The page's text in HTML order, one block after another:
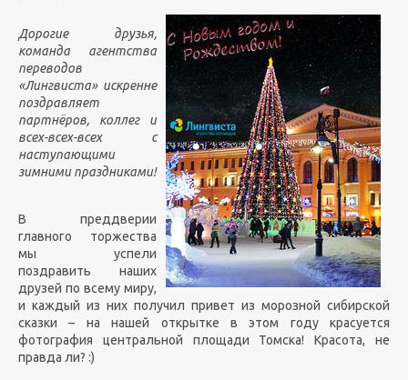
Дорогие друзья,
команда агентства
переводов
«Лингвиста» искренне
поздравляет
партнёров, коллег и
всех-всех-всех с
наступающими
зимними праздниками!
В преддверии
главного торжества
мы успели
поздравить наших
друзей по всему миру,
и каждый из них получил привет из морозной сибирской
сказки – на нашей открытке в этом году красуется
фотография центральной площади Томска! Красота, не
правда ли? :)